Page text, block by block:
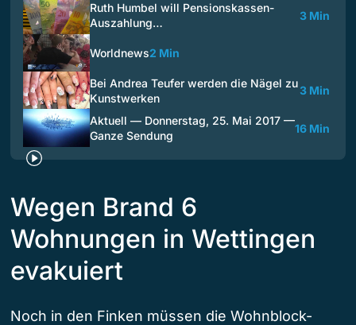
Ruth Humbel will Pensionskassen-
Auszahlung…
3 Min
Worldnews2 Min
Bei Andrea Teufer werden die Nägel zu
Kunstwerken
3 Min
Aktuell — Donnerstag, 25. Mai 2017 —
Ganze Sendung
16 Min
Wegen Brand 6
Wohnungen in Wettingen
evakuiert
Noch in den Finken müssen die Wohnblock-